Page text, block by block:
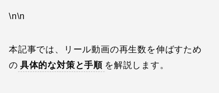
\n\n
本記事では、リール動画の再生数を伸ばすため
の 具体的な対策と手順 を解説します。